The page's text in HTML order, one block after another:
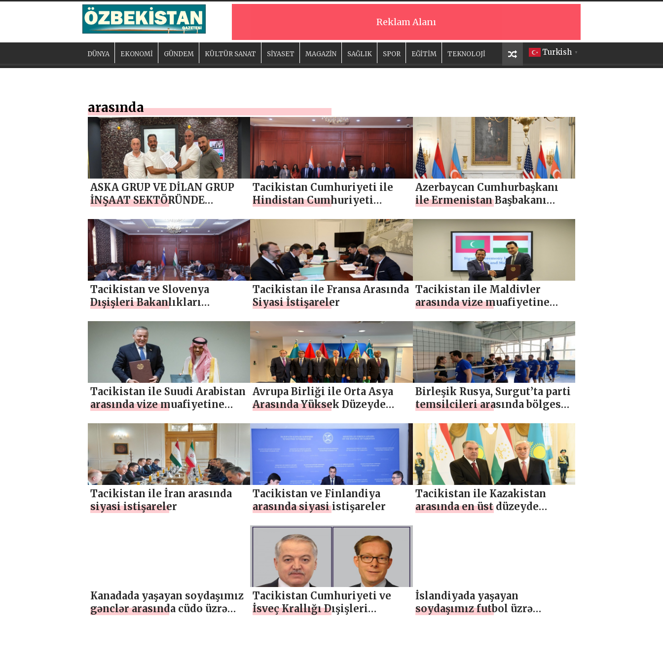
Reklam Alanı
Turkish ▼
DÜNYA EKONOMİ GÜNDEM KÜLTÜR SANAT SİYASET MAGAZİN SAĞLIK SPOR EĞİTİM TEKNOLOJİ
arasında
ASKA GRUP VE DİLAN GRUP
İNŞAAT SEKTÖRÜNDE
İMZALADI
Tacikistan Cumhuriyeti ile
Hindistan Cumhuriyeti
Azerbaycan Cumhurbaşkanı
ile Ermenistan Başbakanı
düzenlenen görüşmede Ortak
Bildiri imzalandı
Tacikistan ve Slovenya
Dışişleri Bakanlıkları
Tacikistan ile Fransa Arasında
Siyasi İstişareler
Tacikistan ile Maldivler
arasında vize muafiyetine
töreni
Tacikistan ile Suudi Arabistan
arasında vize muafiyetine
imzalanması
Avrupa Birliği ile Orta Asya
Arasında Yüksek Düzeyde
Birleşik Rusya, Surgut’ta parti
temsilcileri arasında bölgesel
finalini düzenledi
Tacikistan ile İran arasında
siyasi istişareler
Tacikistan ve Finlandiya
arasında siyasi istişareler
Tacikistan ile Kazakistan
arasında en üst düzeyde
Kanadada yaşayan soydaşımız
gənclər arasında cüdo üzrə
Tacikistan Cumhuriyeti ve
İsveç Krallığı Dışişleri
İslandiyada yaşayan
soydaşımız futbol üzrə